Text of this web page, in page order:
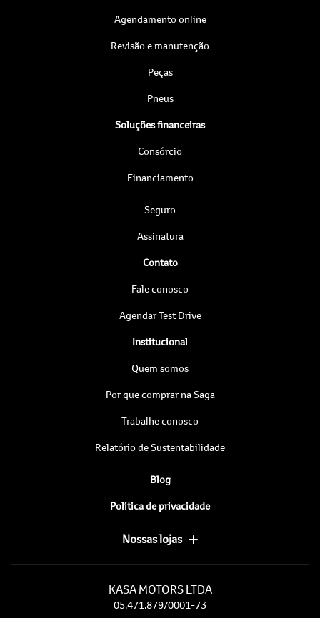
Agendamento online
Revisão e manutenção
Peças
Pneus
Soluções financeiras
Consórcio
Financiamento
Seguro
Assinatura
Contato
Fale conosco
Agendar Test Drive
Institucional
Quem somos
Por que comprar na Saga
Trabalhe conosco
Relatório de Sustentabilidade
Blog
Política de privacidade
Nossas lojas
KASA MOTORS LTDA
05.471.879/0001-73